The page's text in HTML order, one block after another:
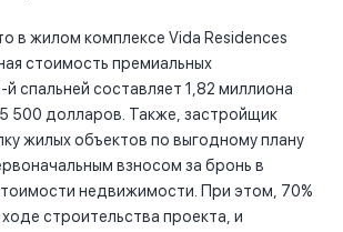
в жилом комплексе Vida Residences
стоимость премиальных
спальней составляет 1,82 миллиона
500 долларов. Также, застройщик
жилых объектов по выгодному плану
взносом за бронь в
недвижимости. При этом, 70%
строительства проекта, и